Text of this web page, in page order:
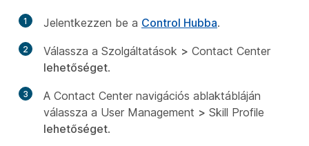
1 Jelentkezzen be a Control Hubba.
2 Válassza a Szolgáltatások > Contact Center
lehetőséget.
3
A Contact Center navigációs ablaktábláján
válassza a User Management > Skill Profile
lehetőséget.